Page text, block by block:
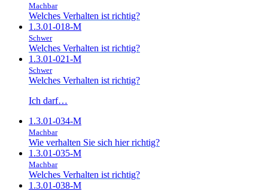
Machbar
Welches Verhalten ist richtig?
1.3.01-018-M
Schwer
Welches Verhalten ist richtig?
1.3.01-021-M
Schwer
Welches Verhalten ist richtig?
Ich darf…
1.3.01-034-M
Machbar
Wie verhalten Sie sich hier richtig?
1.3.01-035-M
Machbar
Welches Verhalten ist richtig?
1.3.01-038-M